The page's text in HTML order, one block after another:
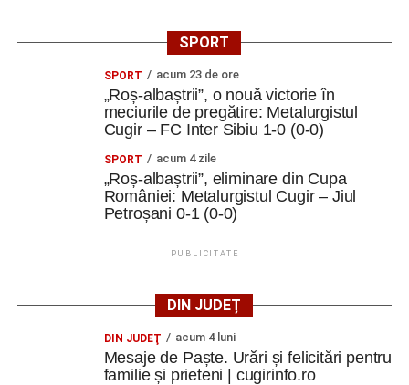
SPORT
SPORT acum 23 de ore
„Roș-albaștrii”, o nouă victorie în
meciurile de pregătire: Metalurgistul
Cugir – FC Inter Sibiu 1-0 (0-0)
SPORT acum 4 zile
„Roș-albaștrii”, eliminare din Cupa
României: Metalurgistul Cugir – Jiul
Petroșani 0-1 (0-0)
PUBLICITATE
DIN JUDEȚ
DIN JUDEŢ acum 4 luni
Mesaje de Paște. Urări și felicitări pentru
familie și prieteni | cugirinfo.ro